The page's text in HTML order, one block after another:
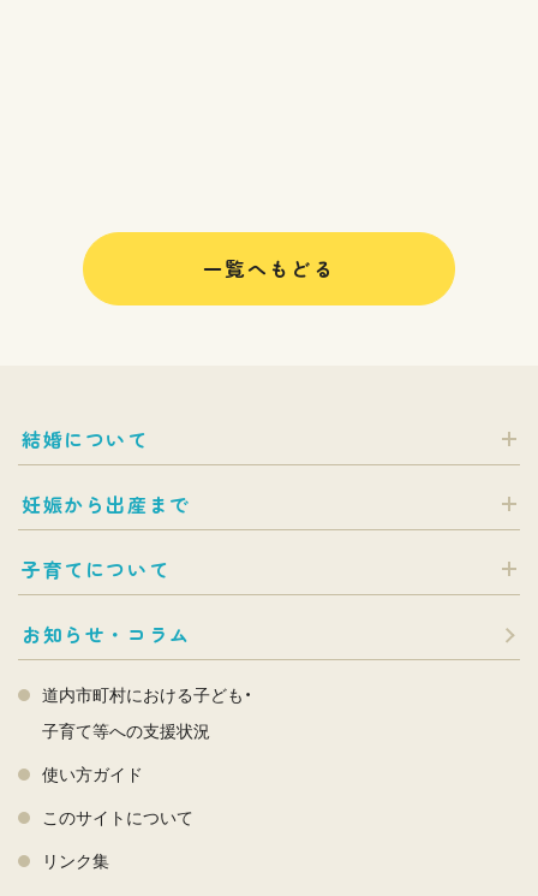
一覧へもどる
結婚について
妊娠から出産まで
子育てについて
お知らせ・コラム
道内市町村における子ども・
子育て等への支援状況
使い方ガイド
このサイトについて
リンク集